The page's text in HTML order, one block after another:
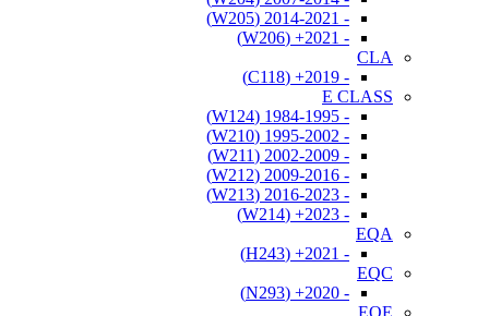
- 2014-2021 (W205)
- 2021+ (W206)
CLA
- 2019+ (C118)
E CLASS
- 1984-1995 (W124)
- 1995-2002 (W210)
- 2002-2009 (W211)
- 2009-2016 (W212)
- 2016-2023 (W213)
- 2023+ (W214)
EQA
- 2021+ (H243)
EQC
- 2020+ (N293)
EQE